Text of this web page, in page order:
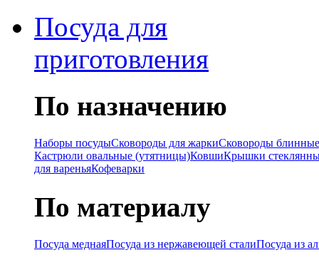
Посуда для
приготовления
По назначению
Наборы посудыСковороды для жаркиСковороды блинные
Кастрюли овальные (утятницы)КовшиКрышки
для вареньяКофеварки
По материалу
Посуда меднаяПосуда из нержавеющей сталиПосуда из